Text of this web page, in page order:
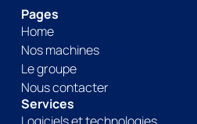
Pages
Home
Nos machines
Le groupe
Nous contacter
Services